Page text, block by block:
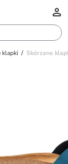
klapki Skórzane